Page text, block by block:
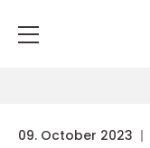
09. October 2023